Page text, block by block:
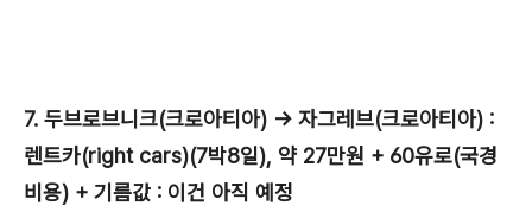
7. 두브로브니크(크로아티아) -> 자그레브(크로아티아) :
렌트카(right cars)(7박8일), 약 27만원 + 60유로(국경
비용) + 기름값 : 이건 아직 예정